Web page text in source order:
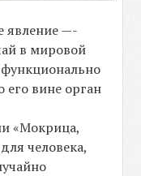
явление —-
в мировой
функционально
его вине орган
«Мокрица,
человека,